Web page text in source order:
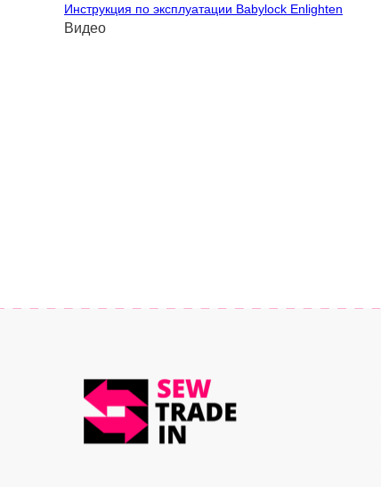
Инструкция по эксплуатации Babylock Enlighten
Видео